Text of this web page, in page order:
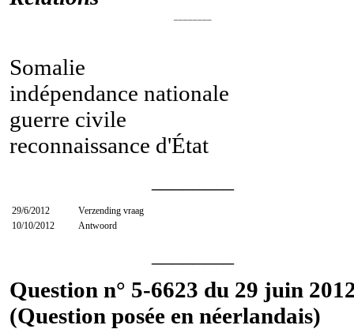
Somalie
indépendance nationale
guerre civile
reconnaissance d'État
29/6/2012
Verzending vraag
10/10/2012
Antwoord
Question n° 5-6623 du 29 juin
(Question posée en néerlandais)